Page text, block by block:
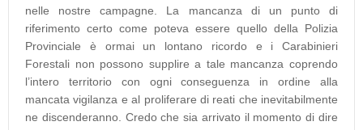
nelle nostre campagne. La mancanza di un punto di
riferimento certo come poteva essere quello della Polizia
Provinciale è ormai un lontano ricordo e i Carabinieri
Forestali non possono supplire a tale mancanza coprendo
l’intero territorio con ogni conseguenza in ordine alla
mancata vigilanza e al proliferare di reati che inevitabilmente
ne discenderanno. Credo che sia arrivato il momento di dire